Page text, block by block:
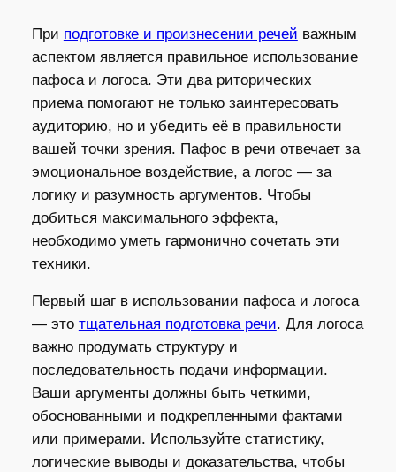
При подготовке и произнесении речей важным
аспектом является правильное использование
пафоса и логоса. Эти два риторических
приема помогают не только заинтересовать
аудиторию, но и убедить её в правильности
вашей точки зрения. Пафос в речи отвечает за
эмоциональное воздействие, а логос — за
логику и разумность аргументов. Чтобы
добиться максимального эффекта,
необходимо уметь гармонично сочетать эти
техники.
Первый шаг в использовании пафоса и логоса
— это тщательная подготовка речи. Для логоса
важно продумать структуру и
последовательность подачи информации.
Ваши аргументы должны быть четкими,
обоснованными и подкрепленными фактами
или примерами. Используйте статистику,
логические выводы и доказательства, чтобы